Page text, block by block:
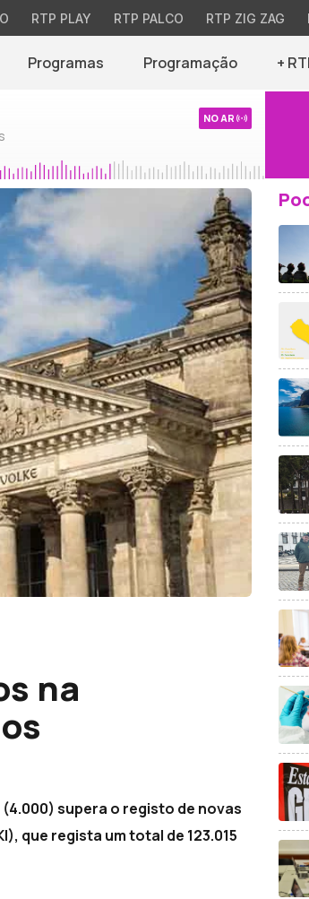
RTP PLAY RTP PALCO RTP ZIG ZAG
Programas Programação +
NO AR
na
supera o registo de novas
que regista um total de 123.015